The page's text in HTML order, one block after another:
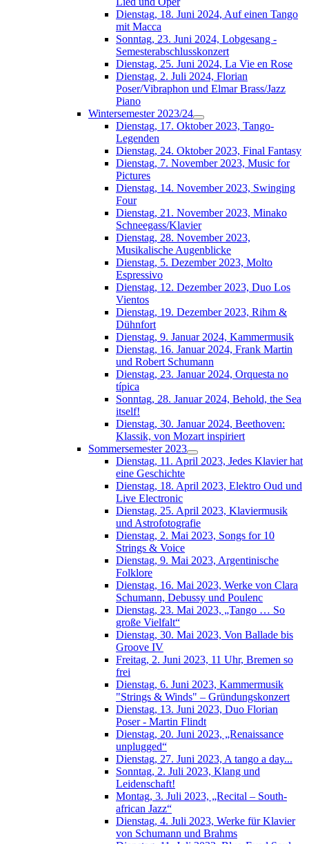
Dienstag, 18. Juni 2024, Auf einen Tango
mit Macca
Sonntag, 23. Juni 2024, Lobgesang -
Semesterabschlusskonzert
Dienstag, 25. Juni 2024, La Vie en Rose
Dienstag, 2. Juli 2024, Florian
Poser/Vibraphon und Elmar Brass/Jazz
Piano
Wintersemester 2023/24
Dienstag, 17. Oktober 2023, Tango-
Legenden
Dienstag, 24. Oktober 2023, Final Fantasy
Dienstag, 7. November 2023, Music for
Pictures
Dienstag, 14. November 2023, Swinging
Four
Dienstag, 21. November 2023, Minako
Schneegass/Klavier
Dienstag, 28. November 2023,
Musikalische Augenblicke
Dienstag, 5. Dezember 2023, Molto
Espressivo
Dienstag, 12. Dezember 2023, Duo Los
Vientos
Dienstag, 19. Dezember 2023, Rihm &
Dühnfort
Dienstag, 9. Januar 2024, Kammermusik
Dienstag, 16. Januar 2024, Frank Martin
und Robert Schumann
Dienstag, 23. Januar 2024, Orquesta no
típica
Sonntag, 28. Januar 2024, Behold, the Sea
itself!
Dienstag, 30. Januar 2024, Beethoven:
Klassik, von Mozart inspiriert
Sommersemester 2023
Dienstag, 11. April 2023, Jedes Klavier hat
eine Geschichte
Dienstag, 18. April 2023, Elektro Oud und
Live Electronic
Dienstag, 25. April 2023, Klaviermusik
und Astrofotografie
Dienstag, 2. Mai 2023, Songs for 10
Strings & Voice
Dienstag, 9. Mai 2023, Argentinische
Folklore
Dienstag, 16. Mai 2023, Werke von Clara
Schumann, Debussy und Poulenc
Dienstag, 23. Mai 2023, „Tango … So
große Vielfalt“
Dienstag, 30. Mai 2023, Von Ballade bis
Groove IV
Freitag, 2. Juni 2023, 11 Uhr, Bremen so
frei
Dienstag, 6. Juni 2023, Kammermusik
"Strings & Winds" – Gründungskonzert
Dienstag, 13. Juni 2023, Duo Florian
Poser - Martin Flindt
Dienstag, 20. Juni 2023, „Renaissance
unplugged“
Dienstag, 27. Juni 2023, A tango a day...
Sonntag, 2. Juli 2023, Klang und
Leidenschaft!
Montag, 3. Juli 2023, „Recital – South-
african Jazz“
Dienstag, 4. Juli 2023, Werke für Klavier
von Schumann und Brahms